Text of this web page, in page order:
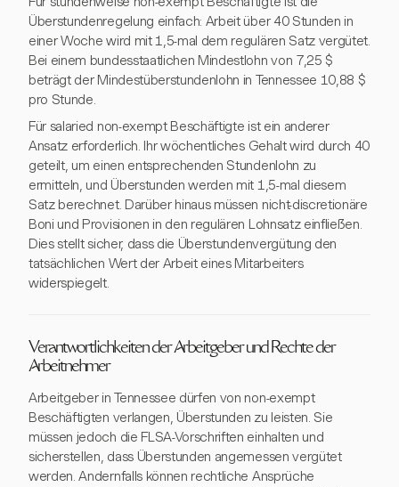
Überstundenregelung einfach: Arbeit über 40 Stunden in
einer Woche wird mit 1,5-mal dem regulären Satz vergütet.
Bei einem bundesstaatlichen Mindestlohn von 7,25 $
beträgt der Mindestüberstundenlohn in Tennessee 10,88 $
pro Stunde.
Für salaried non-exempt Beschäftigte ist ein anderer
Ansatz erforderlich. Ihr wöchentliches Gehalt wird durch 40
geteilt, um einen entsprechenden Stundenlohn zu
ermitteln, und Überstunden werden mit 1,5-mal diesem
Satz berechnet. Darüber hinaus müssen nicht-discretionäre
Boni und Provisionen in den regulären Lohnsatz einfließen.
Dies stellt sicher, dass die Überstundenvergütung den
tatsächlichen Wert der Arbeit eines Mitarbeiters
widerspiegelt.
Verantwortlichkeiten der Arbeitgeber und Rechte der
Arbeitnehmer
Arbeitgeber in Tennessee dürfen von non-exempt
Beschäftigten verlangen, Überstunden zu leisten. Sie
müssen jedoch die FLSA-Vorschriften einhalten und
sicherstellen, dass Überstunden angemessen vergütet
werden. Andernfalls können rechtliche Ansprüche